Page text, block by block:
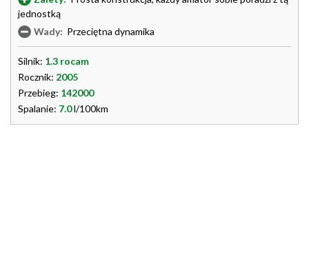
jednostką
Wady: Przeciętna dynamika
Silnik: 1.3 rocam
Rocznik: 2005
Przebieg: 142000
Spalanie: 7.0l/100km